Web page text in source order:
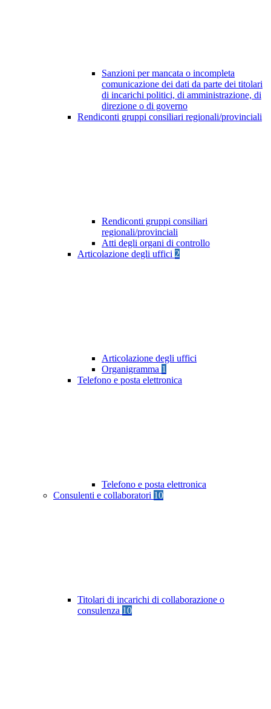
Sanzioni per mancata o incompleta
comunicazione dei dati da parte dei titolari
di incarichi politici, di amministrazione, di
direzione o di governo
Rendiconti gruppi consiliari regionali/provinciali
Rendiconti gruppi consiliari
regionali/provinciali
Atti degli organi di controllo
Articolazione degli uffici 2
Articolazione degli uffici
Organigramma 1
Telefono e posta elettronica
Telefono e posta elettronica
Consulenti e collaboratori 10
Titolari di incarichi di collaborazione o
consulenza 10